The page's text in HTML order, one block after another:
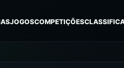
JOGOSCOMPETIÇÕES